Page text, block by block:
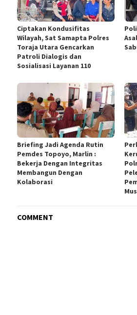
Ciptakan Kondusifitas
Wilayah, Sat Samapta Polres
Toraja Utara Gencarkan
Patroli Dialogis dan
Sosialisasi Layanan 110
Briefing Jadi Agenda Rutin
Pemdes Topoyo, Marlin :
Bekerja Dengan Integritas
Membangun Dengan
Kolaborasi
COMMENT